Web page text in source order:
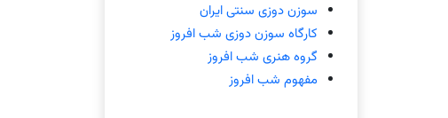
سوزن دوزی سنتی ایران
کارگاه سوزن دوزی شب افروز
گروه هنری شب افروز
مفهوم شب افروز